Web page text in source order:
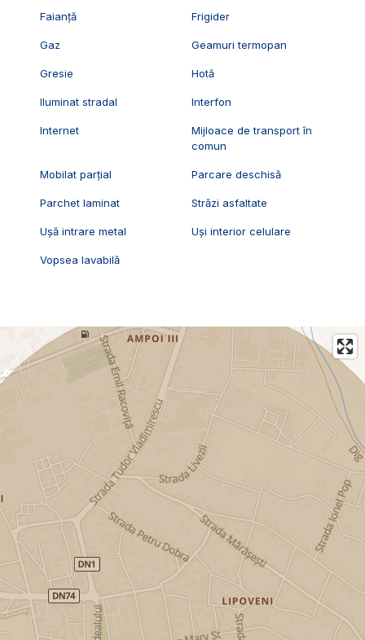
Faianță Frigider
Gaz Geamuri termopan
Gresie Hotă
Iluminat stradal Interfon
Internet
Mijloace de transport în
comun
Mobilat parțial Parcare deschisă
Parchet laminat Străzi asfaltate
Ușă intrare metal Uși interior celulare
Vopsea lavabilă